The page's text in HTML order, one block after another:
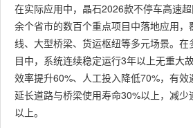
在实际应用中，晶石2026款不停车高速
余个省市的数百个重点项目中落地应用
线、大型桥梁、货运枢纽等多元场景。
目中，系统连续稳定运行3年以上无重大
效率提升60%、人工投入降低70%，有效
延长道路与桥梁使用寿命30%以上，减
以上。